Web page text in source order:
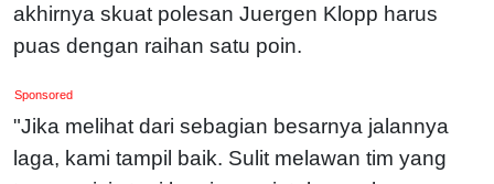
akhirnya skuat polesan Juergen Klopp harus
puas dengan raihan satu poin.
Sponsored
"Jika melihat dari sebagian besarnya jalannya
laga, kami tampil baik. Sulit melawan tim yang